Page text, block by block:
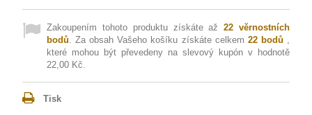
Zakoupením tohoto produktu získáte až22 věrnostních
bodů. Za obsah Vašeho košíku získáte celkem 22bodů ,
které mohou být převedeny na slevový kupón v hodnotě
22,00 Kč.
Tisk